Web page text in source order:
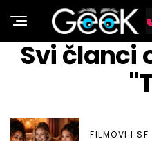
Svi članci
FILMOVI I SF